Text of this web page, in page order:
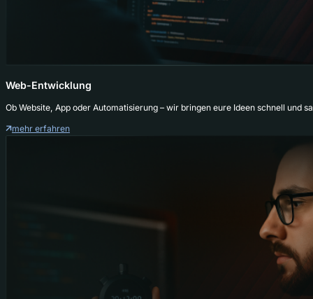
Web-Entwicklung
Ob Website, App oder Automatisierung – wir bringen eure Ideen schnell und
mehr erfahren